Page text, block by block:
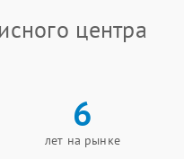
центра
6
лет на рынке